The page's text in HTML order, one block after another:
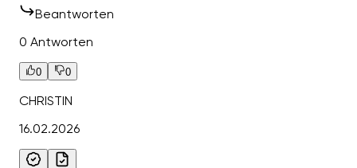
Beantworten
0 Antworten
0 0
CHRISTIN
16.02.2026